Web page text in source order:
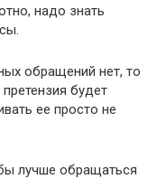
надо знать
обращений нет, то
будет
ее просто не
лучше обращаться